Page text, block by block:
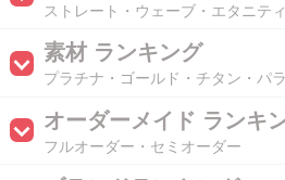
ストレート・ウェーブ・エタニテ
素材 ランキング
プラチナ・ゴールド・チタン・パ
オーダーメイド ランキ
フルオーダー・セミオーダー